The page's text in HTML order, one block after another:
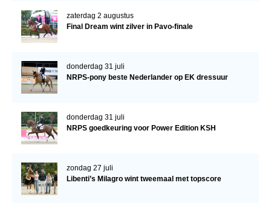
zaterdag 2 augustus
Final Dream wint zilver in Pavo-finale
donderdag 31 juli
NRPS-pony beste Nederlander op EK dressuur
donderdag 31 juli
NRPS goedkeuring voor Power Edition KSH
zondag 27 juli
Libenti’s Milagro wint tweemaal met topscore